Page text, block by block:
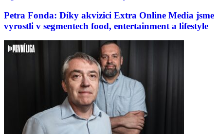
Petra Fonda: Díky akvizici Extra Online Media jsme
vyrostli v segmentech food, entertainment a lifestyle